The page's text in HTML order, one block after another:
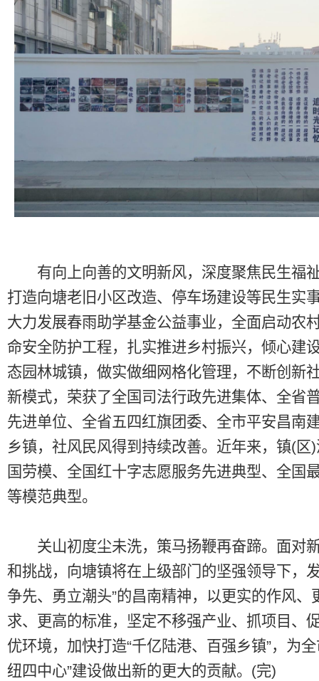
有向上向善的文明新风，深度聚焦民生福
打造向塘老旧小区改造、停车场建设等民生实
大力发展春雨助学基金公益事业，全面启动农
命安全防护工程，扎实推进乡村振兴，倾心建
态园林城镇，做实做细网格化管理，不断创新
新模式，荣获了全国司法行政先进集体、全省
先进单位、全省五四红旗团委、全市平安昌南
乡镇，社风民风得到持续改善。近年来，镇(区
国劳模、全国红十字志愿服务先进典型、全国
等模范典型。
关山初度尘未洗，策马扬鞭再奋蹄。面对
和挑战，向塘镇将在上级部门的坚强领导下，
争先、勇立潮头”的昌南精神，以更实的作风、
求、更高的标准，坚定不移强产业、抓项目、
优环境，加快打造“千亿陆港、百强乡镇”，为全
纽四中心”建设做出新的更大的贡献。(完)